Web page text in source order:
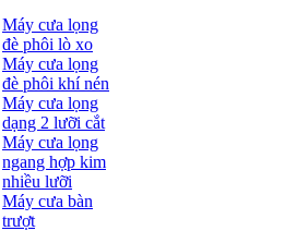
Máy cưa lọng
đè phôi lò xo
Máy cưa lọng
đè phôi khí nén
Máy cưa lọng
dạng 2 lưỡi cắt
Máy cưa lọng
ngang hợp kim
nhiều lưỡi
Máy cưa bàn
trượt